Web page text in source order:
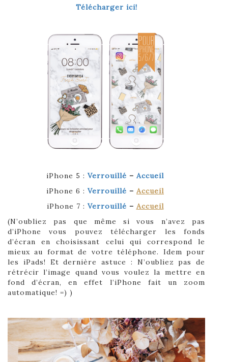
Télécharger ici!
iPhone 5 : Verrouillé – Accueil
iPhone 6 : Verrouillé – Accueil
iPhone 7 : Verrouillé – Accueil
(N’oubliez pas que même si vous n’avez pas
d’iPhone vous pouvez télécharger les fonds
d’écran en choisissant celui qui correspond le
mieux au format de votre téléphone. Idem pour
les iPads! Et dernière astuce : N’oubliez pas de
rétrécir l’image quand vous voulez la mettre en
fond d’écran, en effet l’iPhone fait un zoom
automatique! =) )